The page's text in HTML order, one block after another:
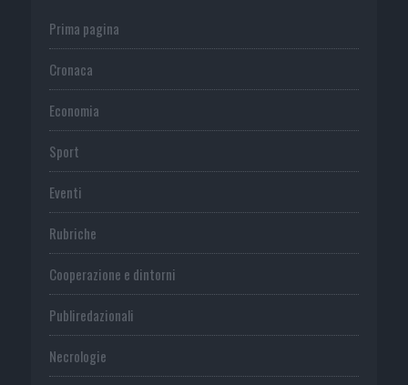
Prima pagina
Cronaca
Economia
Sport
Eventi
Rubriche
Cooperazione e dintorni
Publiredazionali
Necrologie